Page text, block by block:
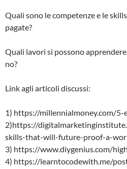
Quali sono le competenze e le
pagate?
Quali lavori si possono
no?
Link agli articoli discussi:
1) https://millennialmoney.com/
2)https://
skills-that-will-future-proof-a-
3) https://www.diygenius.com/
4) https://learntocodewith.me/